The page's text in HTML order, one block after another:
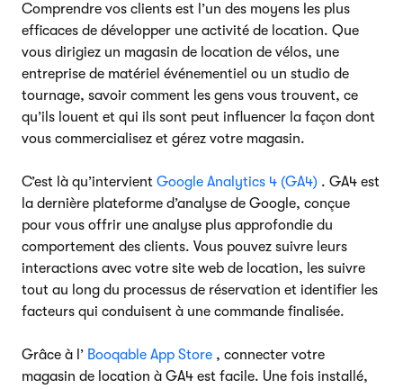
Comprendre vos clients est l’un des moyens les plus
efficaces de développer une activité de location. Que
vous dirigiez un magasin de location de vélos, une
entreprise de matériel événementiel ou un studio de
tournage, savoir comment les gens vous trouvent, ce
qu’ils louent et qui ils sont peut influencer la façon dont
vous commercialisez et gérez votre magasin.
C’est là qu’intervient Google Analytics 4 (GA4) . GA4 est
la dernière plateforme d’analyse de Google, conçue
pour vous offrir une analyse plus approfondie du
comportement des clients. Vous pouvez suivre leurs
interactions avec votre site web de location, les suivre
tout au long du processus de réservation et identifier les
facteurs qui conduisent à une commande finalisée.
Grâce à l’ Booqable App Store , connecter votre
magasin de location à GA4 est facile. Une fois installé,